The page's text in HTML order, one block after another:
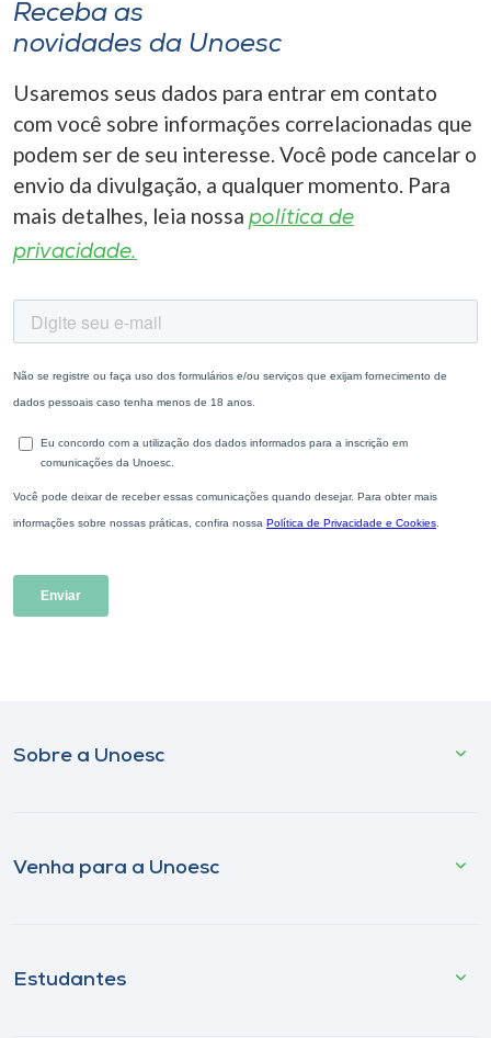
Receba as
novidades da Unoesc
Usaremos seus dados para entrar em contato
com você sobre informações correlacionadas que
podem ser de seu interesse. Você pode cancelar o
envio da divulgação, a qualquer momento. Para
mais detalhes, leia nossa política de
privacidade.
Sobre a Unoesc
Venha para a Unoesc
Estudantes